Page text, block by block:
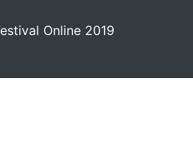
Online 2019